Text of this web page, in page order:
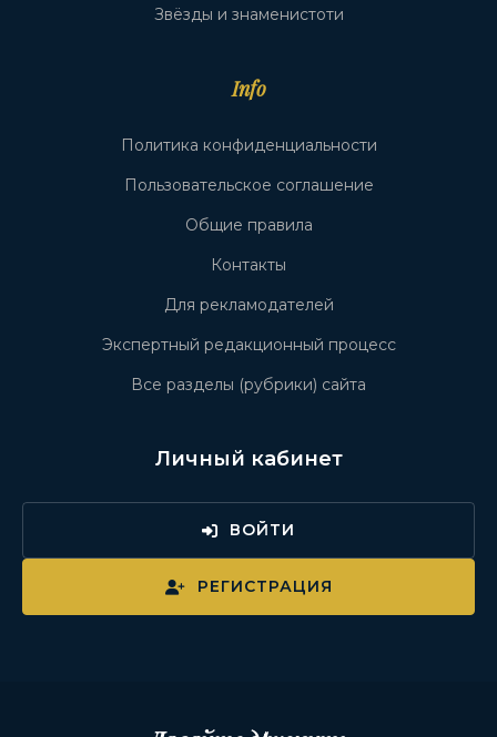
Звёзды и знаменистоти
Info
Политика конфиденциальности
Пользовательское соглашение
Общие правила
Контакты
Для рекламодателей
Экспертный редакционный процесс
Все разделы (рубрики) сайта
Личный кабинет
ВОЙТИ
РЕГИСТРАЦИЯ